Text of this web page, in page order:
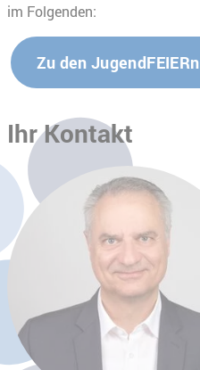
im Folgenden:
Zu den JugendFEIERn
Ihr Kontakt